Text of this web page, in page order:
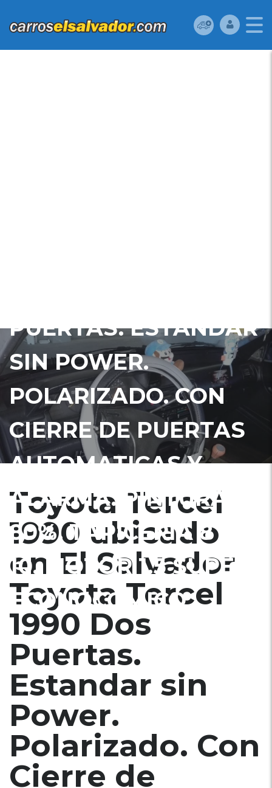
PUERTAS. ESTANDAR
SIN POWER.
POLARIZADO. CON
CIERRE DE PUERTAS
AUTOMATICAS Y
ALARMA. PINTURA
80%. TAPICERIA 8 DE
10. MOTOR 1.5 SUPER
ECONOCOMICO
Toyota Tercel
1990 ubicado
en El Salvador
Toyota Tercel
1990 Dos
Puertas.
Estandar sin
Power.
Polarizado. Con
Cierre de